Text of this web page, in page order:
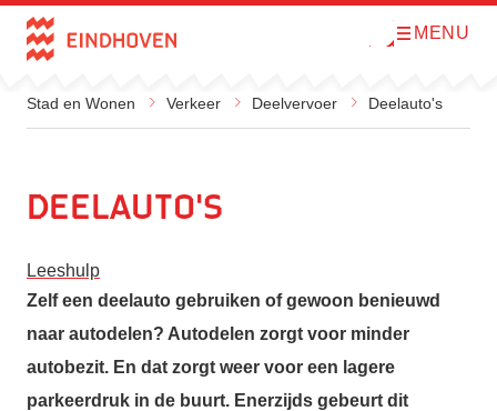
Direct naar de inhoud
O
m
MENU
Stad en Wonen Verkeer Deelvervoer Deelauto's
Deelauto's
Leeshulp
Zelf een deelauto gebruiken of gewoon benieuwd
naar autodelen? Autodelen zorgt voor minder
autobezit. En dat zorgt weer voor een lagere
parkeerdruk in de buurt. Enerzijds gebeurt dit